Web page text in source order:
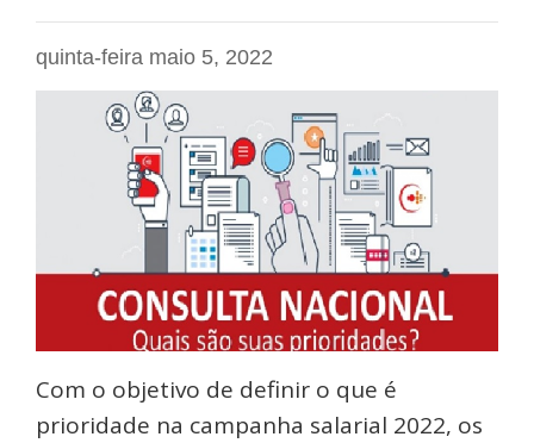
quinta-feira maio 5, 2022
Com o objetivo de definir o que é
prioridade na campanha salarial 2022, os